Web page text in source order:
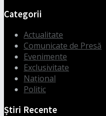
Categorii
Actualitate
Comunicate de Presă
Evenimente
Exclusivitate
Național
Politic
Știri Recente